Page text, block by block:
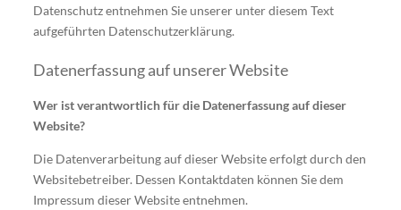
Datenschutz entnehmen Sie unserer unter diesem Text
aufgeführten Datenschutzerklärung.
Datenerfassung auf unserer Website
Wer ist verantwortlich für die Datenerfassung auf dieser
Website?
Die Datenverarbeitung auf dieser Website erfolgt durch den
Websitebetreiber. Dessen Kontaktdaten können Sie dem
Impressum dieser Website entnehmen.